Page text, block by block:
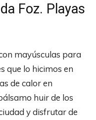
Foz. Playas
mayúsculas para
que lo hicimos en
de calor en
huir de los
y disfrutar de